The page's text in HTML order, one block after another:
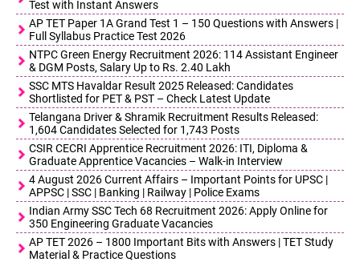
Test with Instant Answers
AP TET Paper 1A Grand Test 1 – 150 Questions with Answers |
Full Syllabus Practice Test 2026
NTPC Green Energy Recruitment 2026: 114 Assistant Engineer
& DGM Posts, Salary Up to Rs. 2.40 Lakh
SSC MTS Havaldar Result 2025 Released: Candidates
Shortlisted for PET & PST – Check Latest Update
Telangana Driver & Shramik Recruitment Results Released:
1,604 Candidates Selected for 1,743 Posts
CSIR CECRI Apprentice Recruitment 2026: ITI, Diploma &
Graduate Apprentice Vacancies – Walk-in Interview
4 August 2026 Current Affairs – Important Points for UPSC |
APPSC | SSC | Banking | Railway | Police Exams
Indian Army SSC Tech 68 Recruitment 2026: Apply Online for
350 Engineering Graduate Vacancies
AP TET 2026 – 1800 Important Bits with Answers | TET Study
Material & Practice Questions